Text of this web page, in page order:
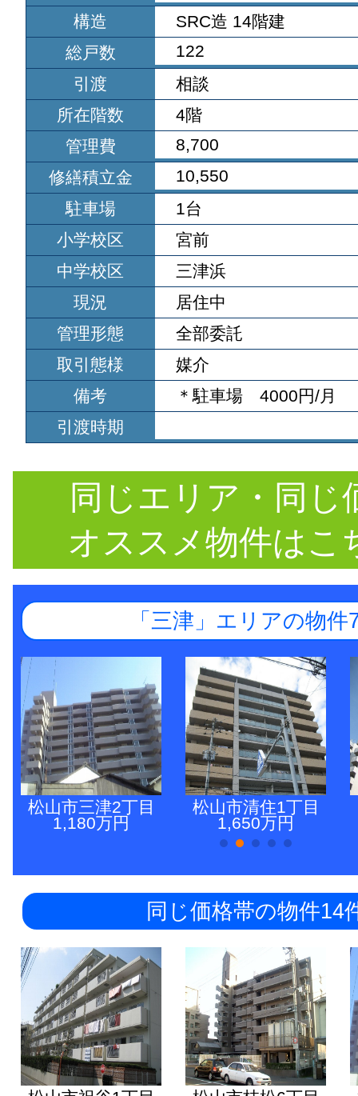
構造
SRC造 14階建
総戸数
122
引渡
相談
所在階数
4階
管理費
8,700
修繕積立金
10,550
駐車場
1台
小学校区
宮前
中学校区
三津浜
現況
居住中
管理形態
全部委託
取引態様
媒介
備考
＊駐車場 4000円/月
引渡時期
同じエリア・同じ
オススメ物件はこ
「三津」エリアの物件
松山市三津2丁目
1,180万円
松山市清住1丁目
1,650万円
同じ価格帯の物件14